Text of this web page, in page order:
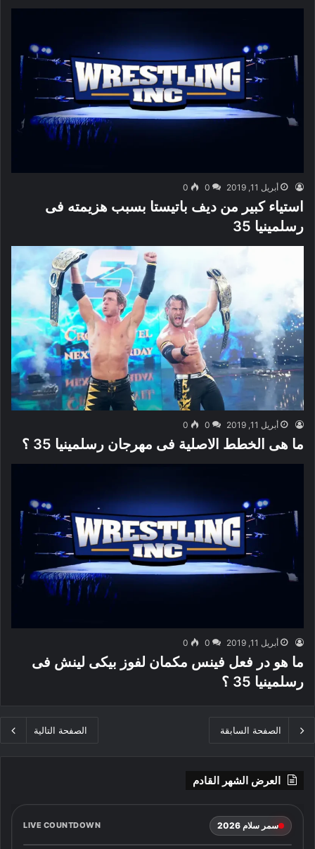
أبريل 11, 2019 0
0
استياء كبير من ديف باتيستا بسبب هزيمته فى
رسلمينيا 35
أبريل 11, 2019 0
0
ما هى الخطط الاصلية فى مهرجان رسلمينيا 35 ؟
أبريل 11, 2019 0
0
ما هو در فعل فينس مكمان لفوز بيكى لينش فى
رسلمينيا 35 ؟
الصفحة السابقة الصفحة التالية
العرض الشهر القادم
سمر سلام 2026 LIVE COUNTDOWN